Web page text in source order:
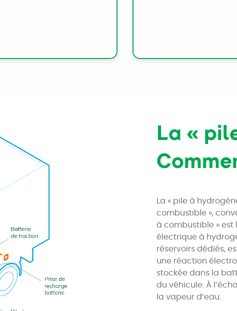
La «
La « pile à
combustible »,
à combustible » est
électrique à
réservoirs dédiés,
une réaction
stockée dans la
du véhicule. À
la vapeur d’eau.